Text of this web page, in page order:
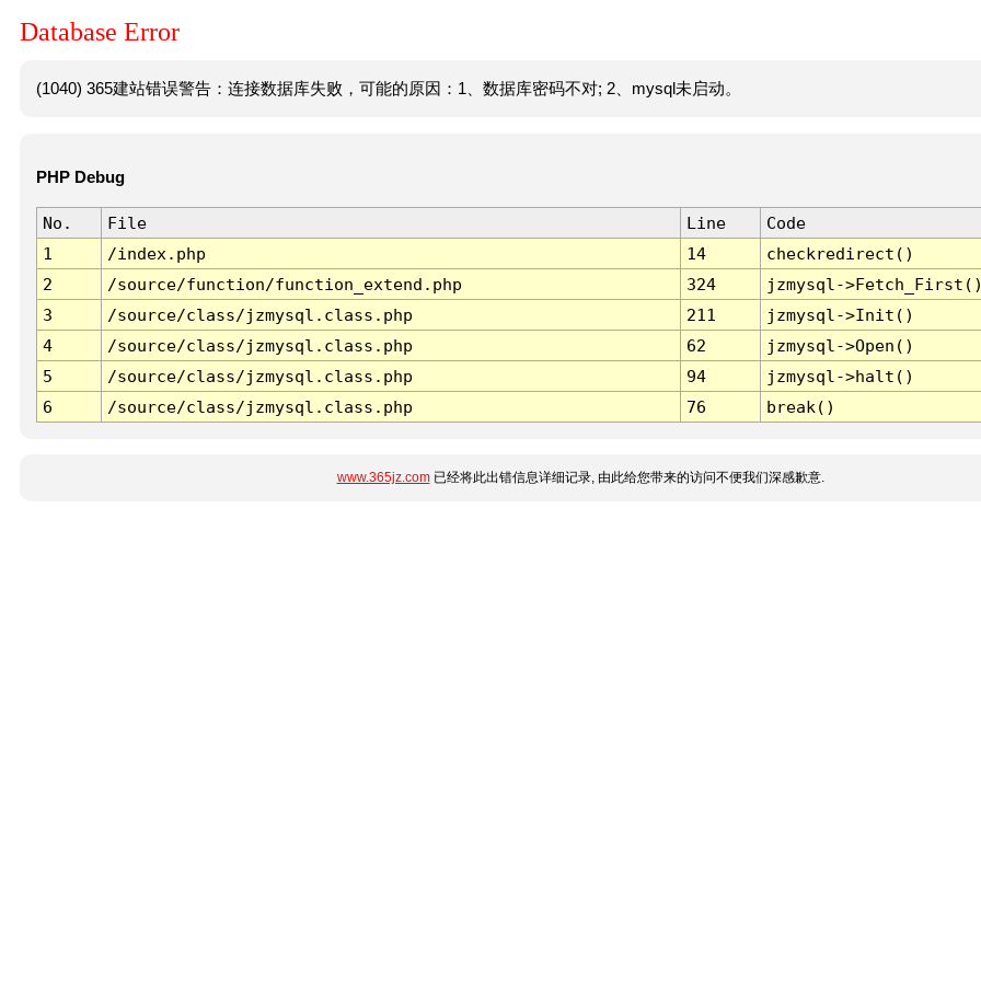
Database Error
(1040) 365建站错误警告：连接数据库失败，可能的原因：1、数据库密码不对; 2、mysql未启动。
PHP Debug
No. File Line
Code
1
/index.php 14
checkredirect()
2
/source/function/function_extend.php 324
jzmysql-
3
/source/class/jzmysql.class.php 211
jzmysql->Init()
4
/source/class/jzmysql.class.php 62
jzmysql->Open()
5
/source/class/jzmysql.class.php 94
jzmysql->halt()
6
/source/class/jzmysql.class.php 76 break()
www.365jz.com已经将此出错信息详细记录, 由此给您带来的访问不便我们深感歉意.